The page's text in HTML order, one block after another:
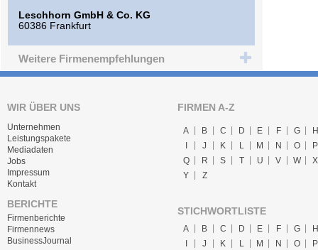
Leschhorn GmbH & Co. KG
60386 Frankfurt
Weitere Firmenempfehlungen
WIR ÜBER UNS
Unternehmen
Leistungspakete
Mediadaten
Jobs
Impressum
Kontakt
BERICHTE
Firmenberichte
Firmennews
BusinessJournal
FIRMEN A-Z
A B C D E F G
H
I
J K L M N O
P
Q
R S T U V W
X
Y
Z
STICHWORTLISTE
A B C D E F G
H
J K L M N O
P